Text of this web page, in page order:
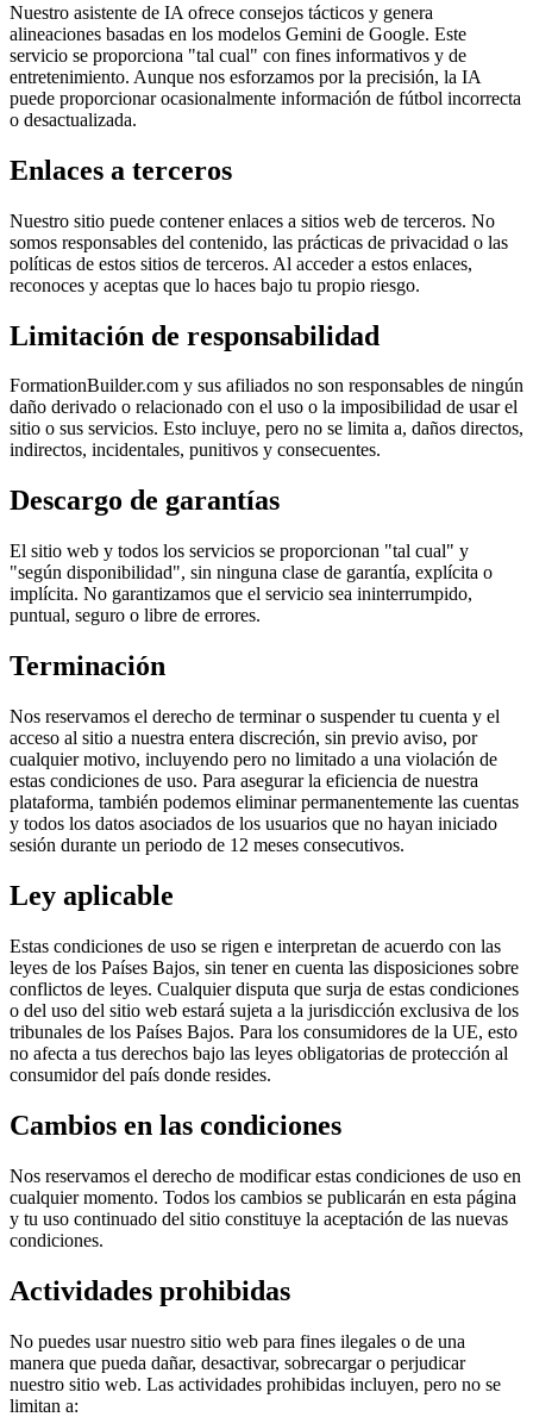
Nuestro asistente de IA ofrece consejos tácticos y genera
alineaciones basadas en los modelos Gemini de Google. Este
servicio se proporciona "tal cual" con fines informativos y de
entretenimiento. Aunque nos esforzamos por la precisión, la IA
puede proporcionar ocasionalmente información de fútbol incorrecta
o desactualizada.
Enlaces a terceros
Nuestro sitio puede contener enlaces a sitios web de terceros. No
somos responsables del contenido, las prácticas de privacidad o las
políticas de estos sitios de terceros. Al acceder a estos enlaces,
reconoces y aceptas que lo haces bajo tu propio riesgo.
Limitación de responsabilidad
FormationBuilder.com y sus afiliados no son responsables de ningún
daño derivado o relacionado con el uso o la imposibilidad de usar el
sitio o sus servicios. Esto incluye, pero no se limita a, daños directos,
indirectos, incidentales, punitivos y consecuentes.
Descargo de garantías
El sitio web y todos los servicios se proporcionan "tal cual" y
"según disponibilidad", sin ninguna clase de garantía, explícita o
implícita. No garantizamos que el servicio sea ininterrumpido,
puntual, seguro o libre de errores.
Terminación
Nos reservamos el derecho de terminar o suspender tu cuenta y el
acceso al sitio a nuestra entera discreción, sin previo aviso, por
cualquier motivo, incluyendo pero no limitado a una violación de
estas condiciones de uso. Para asegurar la eficiencia de nuestra
plataforma, también podemos eliminar permanentemente las cuentas
y todos los datos asociados de los usuarios que no hayan iniciado
sesión durante un periodo de 12 meses consecutivos.
Ley aplicable
Estas condiciones de uso se rigen e interpretan de acuerdo con las
leyes de los Países Bajos, sin tener en cuenta las disposiciones sobre
conflictos de leyes. Cualquier disputa que surja de estas condiciones
o del uso del sitio web estará sujeta a la jurisdicción exclusiva de los
tribunales de los Países Bajos. Para los consumidores de la UE, esto
no afecta a tus derechos bajo las leyes obligatorias de protección al
consumidor del país donde resides.
Cambios en las condiciones
Nos reservamos el derecho de modificar estas condiciones de uso en
cualquier momento. Todos los cambios se publicarán en esta página
y tu uso continuado del sitio constituye la aceptación de las nuevas
condiciones.
Actividades prohibidas
No puedes usar nuestro sitio web para fines ilegales o de una
manera que pueda dañar, desactivar, sobrecargar o perjudicar
nuestro sitio web. Las actividades prohibidas incluyen, pero no se
limitan a: